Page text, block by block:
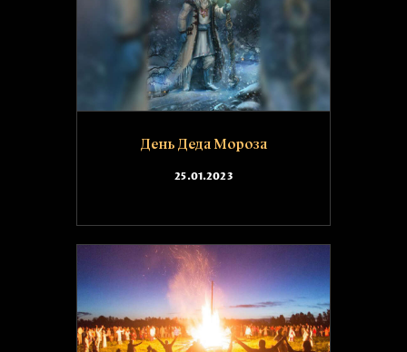
День Деда Мороза
25.01.2023